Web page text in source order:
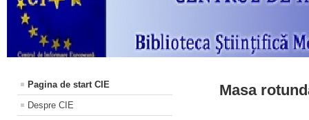
Pagina de start CIE
Despre CIE
Masa